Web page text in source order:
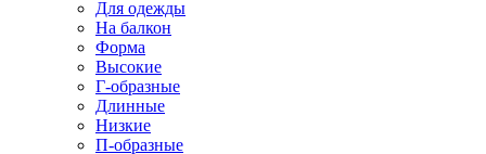
Для одежды
На балкон
Форма
Высокие
Г-образные
Длинные
Низкие
П-образные